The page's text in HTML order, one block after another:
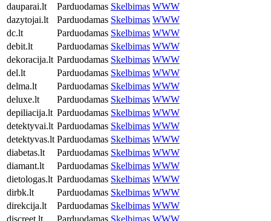
dauparai.lt
Parduodamas Skelbimas WWW
dazytojai.lt
Parduodamas Skelbimas WWW
dc.lt
Parduodamas Skelbimas WWW
debit.lt
Parduodamas Skelbimas WWW
dekoracija.lt Parduodamas Skelbimas WWW
del.lt
Parduodamas Skelbimas WWW
delma.lt
Parduodamas Skelbimas WWW
deluxe.lt
Parduodamas Skelbimas WWW
depiliacija.lt Parduodamas Skelbimas WWW
detektyvai.lt Parduodamas Skelbimas WWW
detektyvas.lt Parduodamas Skelbimas WWW
diabetas.lt
Parduodamas Skelbimas WWW
diamant.lt
Parduodamas Skelbimas WWW
dietologas.lt Parduodamas Skelbimas WWW
dirbk.lt
Parduodamas Skelbimas WWW
direkcija.lt
Parduodamas Skelbimas WWW
discreet.lt
Parduodamas Skelbimas WWW